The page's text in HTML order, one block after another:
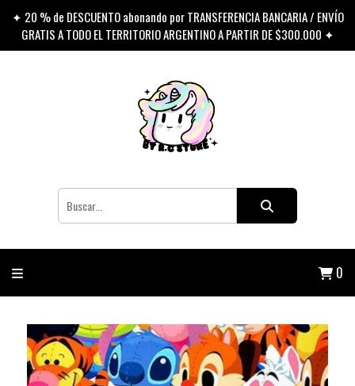
✦ 20 % de DESCUENTO abonando por TRANSFERENCIA BANCARIA / ENVÍO
GRATIS A TODO EL TERRITORIO ARGENTINO A PARTIR DE $300.000 ✦
0